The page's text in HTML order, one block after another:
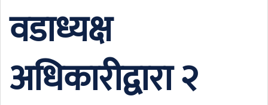
वडाध्यक्ष
अधिकारीद्वारा २